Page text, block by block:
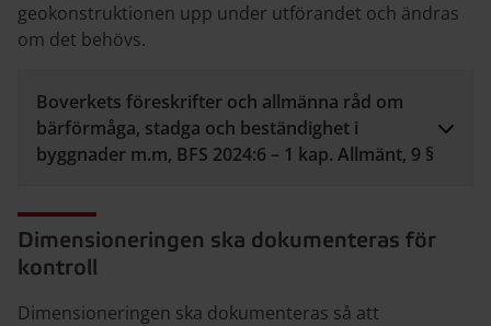
geokonstruktionen upp under utförandet och ändras
om det behövs.
Boverkets föreskrifter och allmänna råd om
bärförmåga, stadga och beständighet i
byggnader m.m, BFS 2024:6 – 1 kap. Allmänt, 9 §
Dimensioneringen ska dokumenteras för
kontroll
Dimensioneringen ska dokumenteras så att